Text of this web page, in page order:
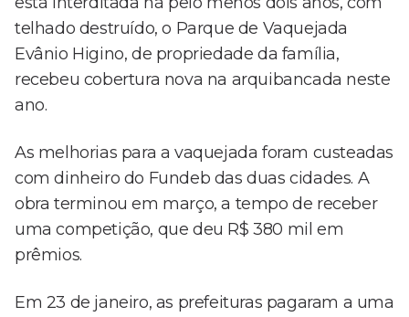
telhado destruído, o Parque de Vaquejada
Evânio Higino, de propriedade da família,
recebeu cobertura nova na arquibancada neste
ano.
As melhorias para a vaquejada foram custeadas
com dinheiro do Fundeb das duas cidades. A
obra terminou em março, a tempo de receber
uma competição, que deu R$ 380 mil em
prêmios.
Em 23 de janeiro, as prefeituras pagaram a uma